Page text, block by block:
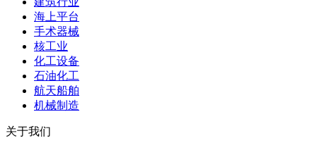
海上平台
手术器械
核工业
化工设备
石油化工
航天船舶
机械制造
关于我们